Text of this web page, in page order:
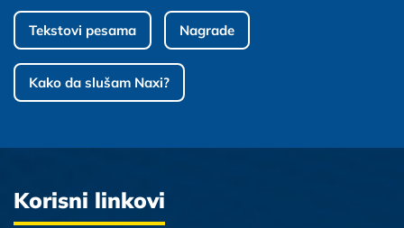
Tekstovi pesama Nagrade
Kako da slušam Naxi?
Korisni linkovi